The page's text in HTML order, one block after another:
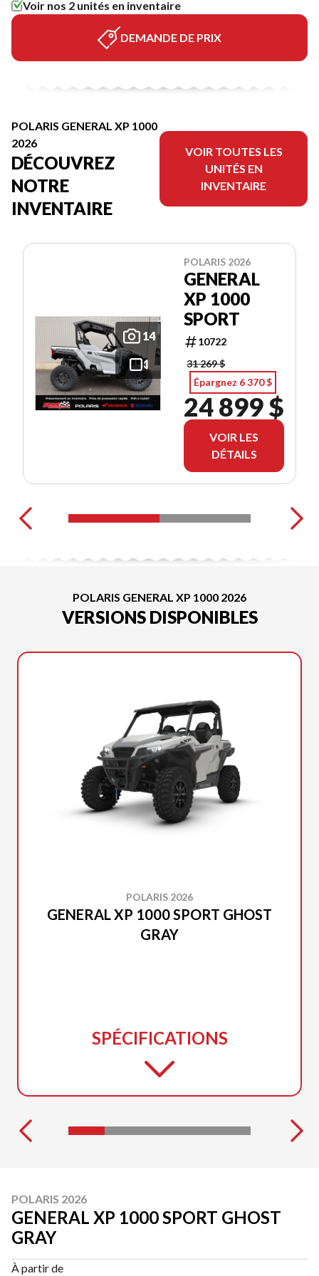
Voir nos 2 unités en inventaire
DEMANDE DE PRIX
POLARIS GENERAL XP 1000
2026
DÉCOUVREZ
NOTRE
INVENTAIRE
VOIR TOUTES LES
UNITÉS EN
INVENTAIRE
14
POLARIS 2026
GENERAL
XP 1000
SPORT
10722
31 269 $
Épargnez 6 370 $
24 899 $
VOIR LES
DÉTAILS
POLARIS GENERAL XP 1000 2026
VERSIONS DISPONIBLES
POLARIS 2026
GENERAL XP 1000 SPORT GHOST
GRAY
SPÉCIFICATIONS
POLARIS 2026
GENERAL XP 1000 SPORT GHOST
GRAY
À partir de